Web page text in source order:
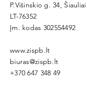
P.Višinskio g. 34, Šiauliai
LT-76352
Įm. kodas 302554492
www.zispb.lt
biuras@zispb.lt
+370 647 348 49